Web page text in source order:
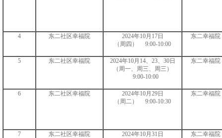
4 东二社区幸福院
2024年10月17日
（周四） 9:00-10:00
东二幸福院
5 东二社区幸福院
2024年10月14、23、30日
（周一、周三、周三）
9:00-10:00
东二幸福院
6 东二社区幸福院
2024年10月29日
（周二） 9:00-10:30
东二幸福院
7 东二社区幸福院
2024年10月31日
东二幸福院